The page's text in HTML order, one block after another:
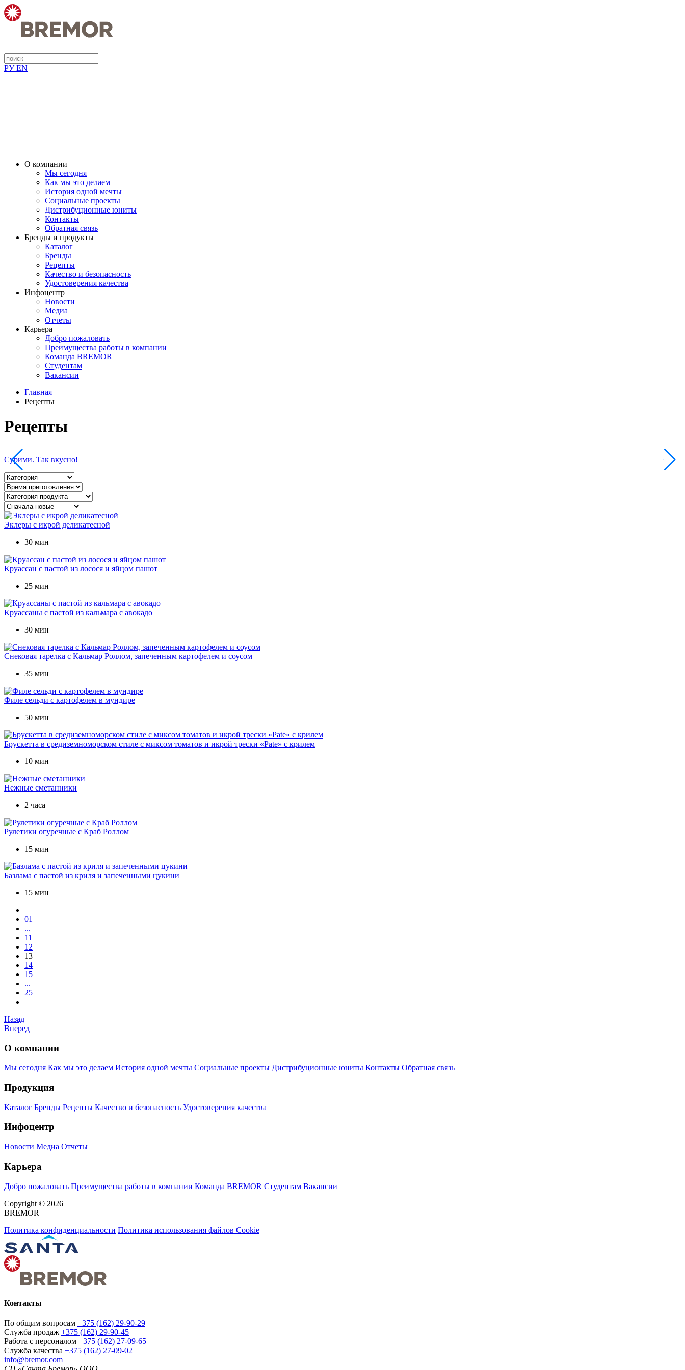
РУ EN
О компании
Мы сегодня
Как мы это делаем
История одной мечты
Социальные проекты
Дистрибуционные юниты
Контакты
Обратная связь
Бренды и продукты
Каталог
Бренды
Рецепты
Качество и безопасность
Удостоверения качества
Инфоцентр
Новости
Медиа
Отчеты
Карьера
Добро пожаловать
Преимущества работы в компании
Команда BREMOR
Студентам
Вакансии
Главная
Рецепты
Рецепты
Сурими. Так вкусно!
Эклеры с икрой деликатесной
30 мин
Круассан с пастой из лосося и яйцом пашот
25 мин
Круассаны с пастой из кальмара с авокадо
30 мин
Снековая тарелка с Кальмар Роллом, запеченным картофелем и соусом
35 мин
Филе сельди с картофелем в мундире
50 мин
Брускетта в средиземноморском стиле с миксом томатов и икрой трески «Pate» с крилем
10 мин
Нежные сметанники
2 часа
Рулетики огуречные с Краб Роллом
15 мин
Базлама с пастой из криля и запеченными цукини
15 мин
01
...
11
12
13
14
15
...
25
Назад
Вперед
О компании
Мы сегодня Как мы это делаем История одной мечты Социальные проекты Дистрибуционные юниты Контакты Обратная связь
Продукция
Каталог Бренды Рецепты Качество и безопасность Удостоверения качества
Инфоцентр
Новости Медиа Отчеты
Карьера
Добро пожаловать Преимущества работы в компании Команда BREMOR Студентам Вакансии
Copyright © 2026
BREMOR
Политика конфиденциальности Политика использования файлов Cookie
Контакты
По общим вопросам +375 (162) 29-90-29
Служба продаж +375 (162) 29-90-45
Работа с персоналом +375 (162) 27-09-65
Служба качества +375 (162) 27-09-02
info@bremor.com